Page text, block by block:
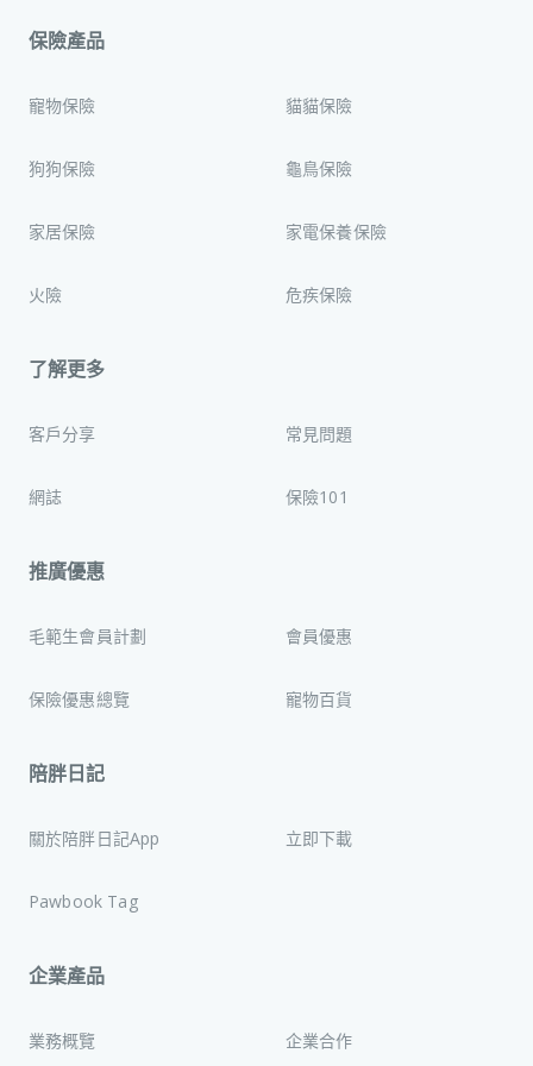
保險產品
寵物保險 貓貓保險
狗狗保險 龜鳥保險
家居保險 家電保養保險
火險 危疾保險
了解更多
客戶分享 常見問題
網誌 保險101
推廣優惠
毛範生會員計劃 會員優惠
保險優惠總覽 寵物百貨
陪胖日記
關於陪胖日記App 立即下載
Pawbook Tag
企業產品
業務概覽 企業合作